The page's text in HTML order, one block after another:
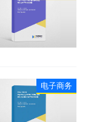
电子商务